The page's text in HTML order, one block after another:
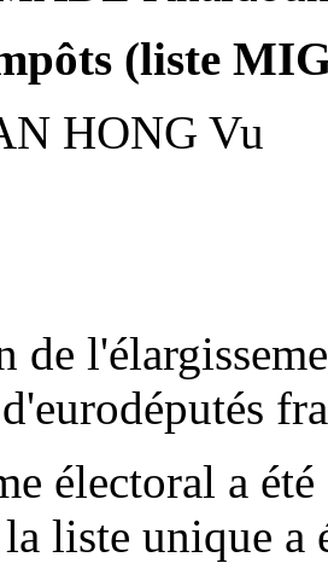
(liste
HONG Vu
de
électoral a
liste unique a